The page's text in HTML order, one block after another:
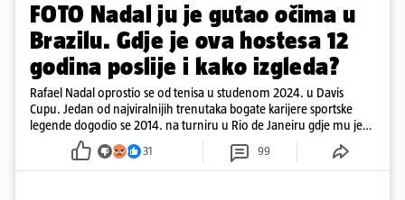
FOTO Nadal ju je gutao očima u
Brazilu. Gdje je ova hostesa 12
godina poslije i kako izgleda?
Rafael Nadal oprostio se od tenisa u studenom 2024. u Davis
Cupu. Jedan od najviralnijih trenutaka bogate karijere sportske
legende dogodio se 2014. na turniru u Rio de Janeiru gdje mu je
pažnju odvlačila ljepotica iza klupe
31 99